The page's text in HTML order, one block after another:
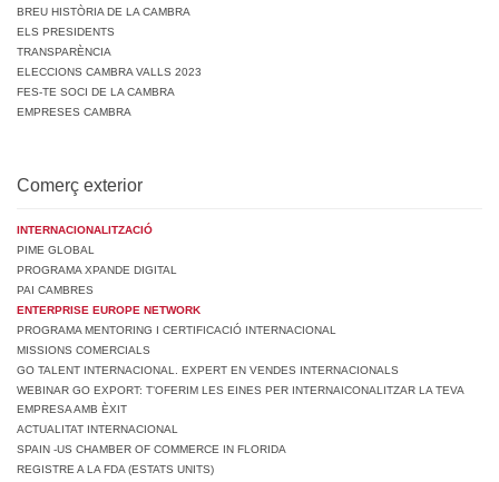
BREU HISTÒRIA DE LA CAMBRA
ELS PRESIDENTS
TRANSPARÈNCIA
ELECCIONS CAMBRA VALLS 2023
FES-TE SOCI DE LA CAMBRA
EMPRESES CAMBRA
Comerç exterior
INTERNACIONALITZACIÓ
PIME GLOBAL
PROGRAMA XPANDE DIGITAL
PAI CAMBRES
ENTERPRISE EUROPE NETWORK
PROGRAMA MENTORING I CERTIFICACIÓ INTERNACIONAL
MISSIONS COMERCIALS
GO TALENT INTERNACIONAL. EXPERT EN VENDES INTERNACIONALS
WEBINAR GO EXPORT: T’OFERIM LES EINES PER INTERNAICONALITZAR LA TEVA
EMPRESA AMB ÈXIT
ACTUALITAT INTERNACIONAL
SPAIN -US CHAMBER OF COMMERCE IN FLORIDA
REGISTRE A LA FDA (ESTATS UNITS)